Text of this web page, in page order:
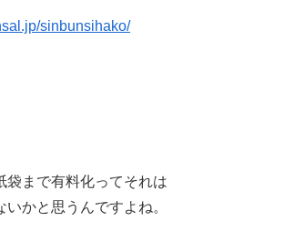
sinbunsihako/
袋まで有料化ってそれは
かと思うんですよね。